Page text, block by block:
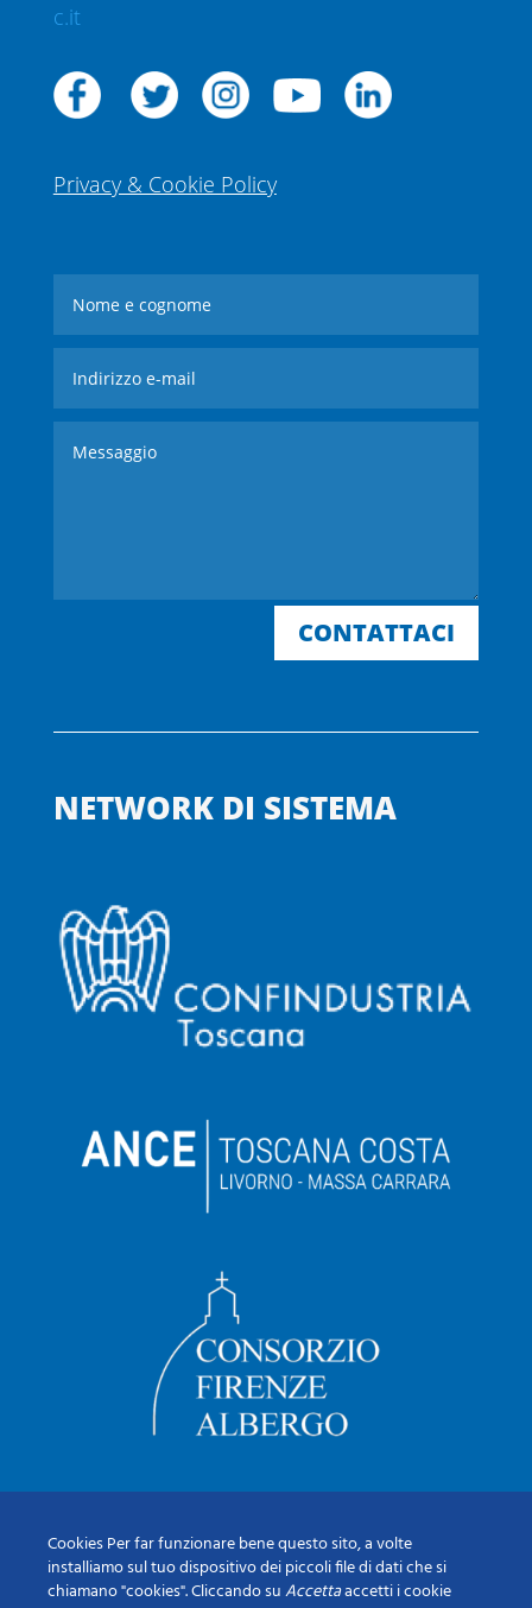
c.it
Privacy & Cookie Policy
CONTATTACI
NETWORK DI SISTEMA
Cookies Per far funzionare bene questo sito, a volte
installiamo sul tuo dispositivo dei piccoli file di dati che si
chiamano "cookies". Cliccando suAccettaaccetti i cookie